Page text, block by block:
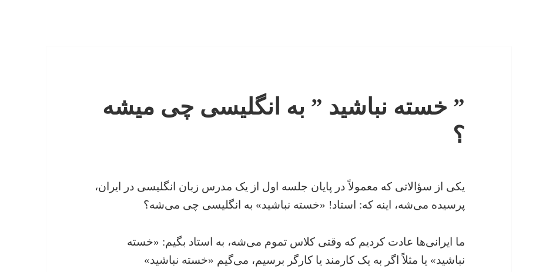
” خسته نباشید ” به انگلیسی چی میشه
؟‌
یکی از سؤالاتی که معمولاً در پایان جلسه اول از یک مدرس زبان انگلیسی در ایران،
پرسیده می‌شه،‌ اینه که: استاد! «خسته نباشید» به انگلیسی چی می‌شه؟
ما ایرانی‌ها عادت کردیم که وقتی کلاس تموم می‌شه، به استاد بگیم: «خسته
نباشید» یا مثلاً اگر به یک کارمند یا کارگر برسیم، می‌گیم «خسته نباشید»